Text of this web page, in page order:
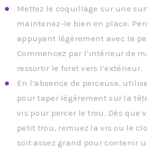
Mettez le coquillage sur une
maintenez-le bien en place.
appuyant légèrement avec la
Commencez par l’intérieur de
ressortir le foret vers l’extérieur.
En l’absence de perceuse,
pour taper légèrement sur la
vis pour percer le trou. Dès que
petit trou, remuez la vis ou le
soit assez grand pour contenir